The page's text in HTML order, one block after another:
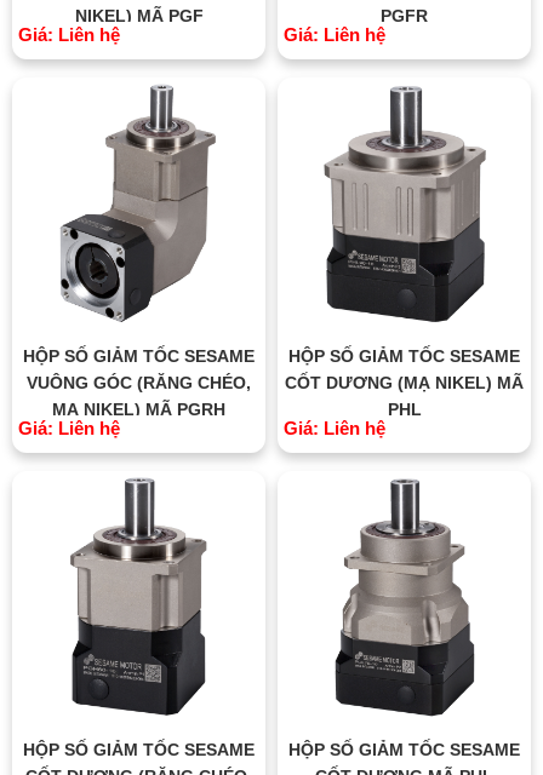
NIKEL) MÃ PGF
Giá: Liên hệ
PGFR
Giá: Liên hệ
HỘP SỐ GIẢM TỐC SESAME
VUÔNG GÓC (RĂNG CHÉO,
MẠ NIKEL) MÃ PGRH
Giá: Liên hệ
HỘP SỐ GIẢM TỐC SESAME
CỐT DƯƠNG (MẠ NIKEL) MÃ
PHL
Giá: Liên hệ
HỘP SỐ GIẢM TỐC SESAME
HỘP SỐ GIẢM TỐC SESAME